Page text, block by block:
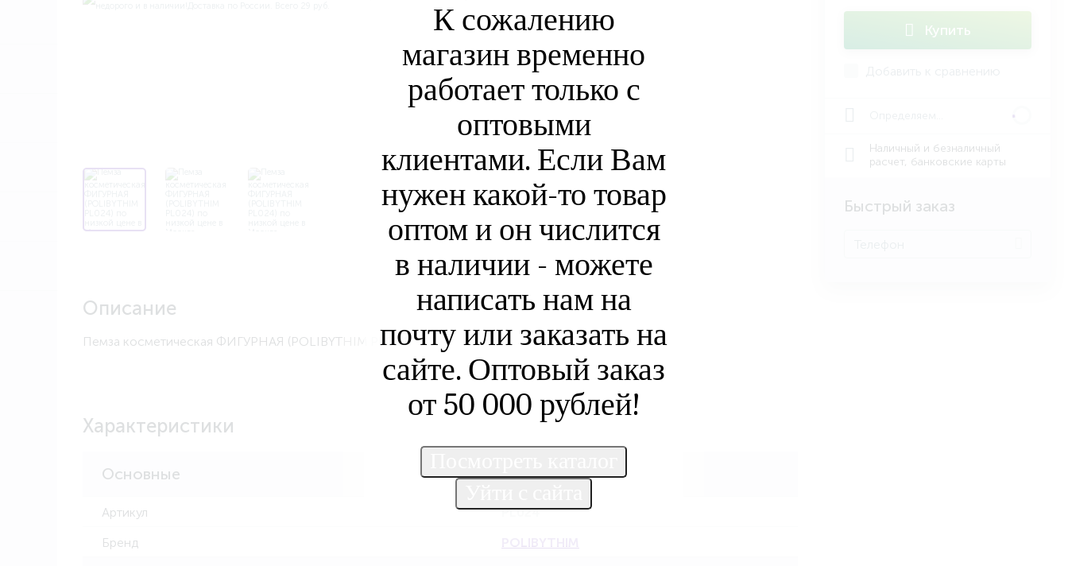
Описание
Пемза косметическая ФИГУРНАЯ (POLIBYTHIM PL024)
Характеристики
Основные
Артикул
PL024
Бренд
POLIBYTHIM
Купить
Наличный и безналичный
расчет, банковские карты
Быстрый заказ
К сожалению
магазин временно
работает только с
оптовыми
клиентами. Если Вам
нужен какой-то товар
оптом и он числится
в наличии - можете
написать нам на
почту или заказать на
сайте. Оптовый заказ
от 50 000 рублей!